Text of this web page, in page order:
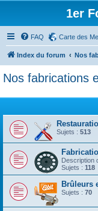
1er
FAQ Carte des
Index du forum Nos
Nos fabrications
Sujets : 513
Description
Sujets : 118
Brûleurs
Sujets : 70